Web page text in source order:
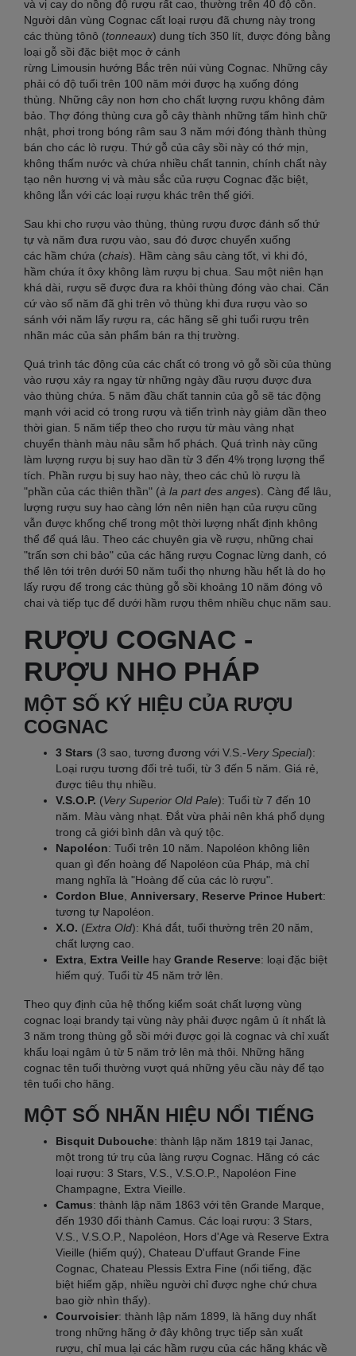
và vị cay do nồng độ rượu rất cao, thường trên 40 độ cồn.
Người dân vùng Cognac cất loại rượu đã chưng này trong
các thùng tônô (tonneaux) dung tích 350 lít, được đóng bằng
loại gỗ sồi đặc biệt mọc ở cánh
rừng Limousin hướng Bắc trên núi vùng Cognac. Những cây
phải có độ tuổi trên 100 năm mới được hạ xuống đóng
thùng. Những cây non hơn cho chất lượng rượu không đảm
bảo. Thợ đóng thùng cưa gỗ cây thành những tấm hình chữ
nhật, phơi trong bóng râm sau 3 năm mới đóng thành thùng
bán cho các lò rượu. Thứ gỗ của cây sồi này có thớ mịn,
không thấm nước và chứa nhiều chất tannin, chính chất này
tạo nên hương vị và màu sắc của rượu Cognac đặc biệt,
không lẫn với các loại rượu khác trên thế giới.
Sau khi cho rượu vào thùng, thùng rượu được đánh số thứ
tự và năm đưa rượu vào, sau đó được chuyển xuống
các hầm chứa (chais). Hầm càng sâu càng tốt, vì khi đó,
hầm chứa ít ôxy không làm rượu bị chua. Sau một niên hạn
khá dài, rượu sẽ được đưa ra khỏi thùng đóng vào chai. Căn
cứ vào số năm đã ghi trên vỏ thùng khi đưa rượu vào so
sánh với năm lấy rượu ra, các hãng sẽ ghi tuổi rượu trên
nhãn mác của sản phẩm bán ra thị trường.
Quá trình tác động của các chất có trong vỏ gỗ sồi của thùng
vào rượu xảy ra ngay từ những ngày đầu rượu được đưa
vào thùng chứa. 5 năm đầu chất tannin của gỗ sẽ tác động
mạnh với acid có trong rượu và tiến trình này giảm dần theo
thời gian. 5 năm tiếp theo cho rượu từ màu vàng nhạt
chuyển thành màu nâu sẫm hổ phách. Quá trình này cũng
làm lượng rượu bị suy hao dần từ 3 đến 4% trọng lượng thể
tích. Phần rượu bị suy hao này, theo các chủ lò rượu là
"phần của các thiên thần" (à la part des anges). Càng để lâu,
lượng rượu suy hao càng lớn nên niên hạn của rượu cũng
vẫn được khống chế trong một thời lượng nhất định không
thể để quá lâu. Theo các chuyên gia về rượu, những chai
"trấn sơn chi bảo" của các hãng rượu Cognac lừng danh, có
thể lên tới trên dưới 50 năm tuổi thọ nhưng hầu hết là do họ
lấy rượu để trong các thùng gỗ sồi khoảng 10 năm đóng vô
chai và tiếp tục để dưới hầm rượu thêm nhiều chục năm sau.
RƯỢU COGNAC -
RƯỢU NHO PHÁP
MỘT SỐ KÝ HIỆU CỦA RƯỢU
COGNAC
3 Stars (3 sao, tương đương với V.S.-Very Special):
Loại rượu tương đối trẻ tuổi, từ 3 đến 5 năm. Giá rẻ,
được tiêu thụ nhiều.
V.S.O.P. (Very Superior Old Pale): Tuổi từ 7 đến 10
năm. Màu vàng nhạt. Đắt vừa phải nên khá phổ dụng
trong cả giới bình dân và quý tộc.
Napoléon: Tuổi trên 10 năm. Napoléon không liên
quan gì đến hoàng đế Napoléon của Pháp, mà chỉ
mang nghĩa là "Hoàng đế của các lò rượu".
Cordon Blue Anniversary Reserve Prince Hubert:
tương tự Napoléon.
X.O. (Extra Old): Khá đắt, tuổi thường trên 20 năm,
chất lượng cao.
Extra Extra Veille hay Grande Reserve: loại đặc biệt
hiếm quý. Tuổi từ 45 năm trở lên.
Theo quy định của hệ thống kiểm soát chất lượng vùng
cognac loại brandy tại vùng này phải được ngâm ủ ít nhất là
3 năm trong thùng gỗ sồi mới được gọi là cognac và chỉ xuất
khẩu loại ngâm ủ từ 5 năm trở lên mà thôi. Những hãng
cognac tên tuổi thường vượt quá những yêu cầu này để tạo
tên tuổi cho hãng.
MỘT SỐ NHÃN HIỆU NỔI TIẾNG
Bisquit Dubouche: thành lập năm 1819 tại Janac,
một trong tứ trụ của làng rượu Cognac. Hãng có các
loại rượu: 3 Stars, V.S., V.S.O.P., Napoléon Fine
Champagne, Extra Vieille.
Camus: thành lập năm 1863 với tên Grande Marque,
đến 1930 đổi thành Camus. Các loại rượu: 3 Stars,
V.S., V.S.O.P., Napoléon, Hors d'Age và Reserve Extra
Vieille (hiếm quý), Chateau D'uffaut Grande Fine
Cognac, Chateau Plessis Extra Fine (nổi tiếng, đặc
biệt hiếm gặp, nhiều người chỉ được nghe chứ chưa
bao giờ nhìn thấy).
Courvoisier: thành lập năm 1899, là hãng duy nhất
trong những hãng ở đây không trực tiếp sản xuất
rượu, chỉ mua lại các hầm rượu của các hãng khác về